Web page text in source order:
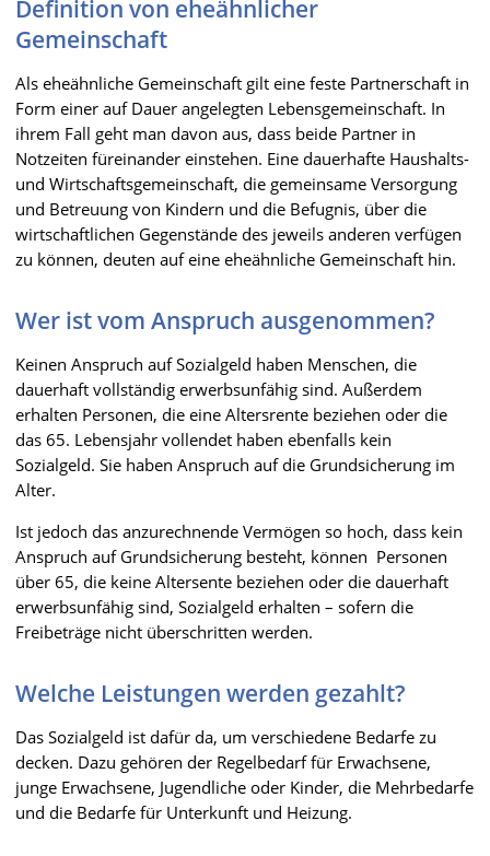
Definition von eheähnlicher
Gemeinschaft
Als eheähnliche Gemeinschaft gilt eine feste Partnerschaft in
Form einer auf Dauer angelegten Lebensgemeinschaft. In
ihrem Fall geht man davon aus, dass beide Partner in
Notzeiten füreinander einstehen. Eine dauerhafte Haushalts-
und Wirtschaftsgemeinschaft, die gemeinsame Versorgung
und Betreuung von Kindern und die Befugnis, über die
wirtschaftlichen Gegenstände des jeweils anderen verfügen
zu können, deuten auf eine eheähnliche Gemeinschaft hin.
Wer ist vom Anspruch ausgenommen?
Keinen Anspruch auf Sozialgeld haben Menschen, die
dauerhaft vollständig erwerbsunfähig sind. Außerdem
erhalten Personen, die eine Altersrente beziehen oder die
das 65. Lebensjahr vollendet haben ebenfalls kein
Sozialgeld. Sie haben Anspruch auf die Grundsicherung im
Alter.
Ist jedoch das anzurechnende Vermögen so hoch, dass kein
Anspruch auf Grundsicherung besteht, können Personen
über 65, die keine Altersente beziehen oder die dauerhaft
erwerbsunfähig sind, Sozialgeld erhalten – sofern die
Freibeträge nicht überschritten werden.
Welche Leistungen werden gezahlt?
Das Sozialgeld ist dafür da, um verschiedene Bedarfe zu
decken. Dazu gehören der Regelbedarf für Erwachsene,
junge Erwachsene, Jugendliche oder Kinder, die Mehrbedarfe
und die Bedarfe für Unterkunft und Heizung.